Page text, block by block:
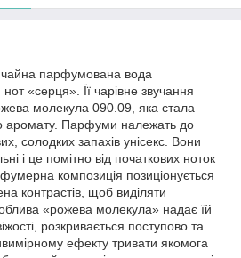
парфумована вода
нот «серця». Її чарівне звучання
молекула 090.09, яка стала
аромату. Парфуми належать до
солодких запахів унісекс. Вони
і це помітно від початкових ноток
композиція позиціонується
контрастів, щоб виділяти
«рожева молекула» надає їй
розкривається поступово та
ефекту тривати якомога